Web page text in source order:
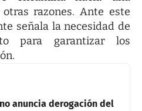
razones. Ante este
señala la necesidad de
para garantizar los
anuncia derogación del